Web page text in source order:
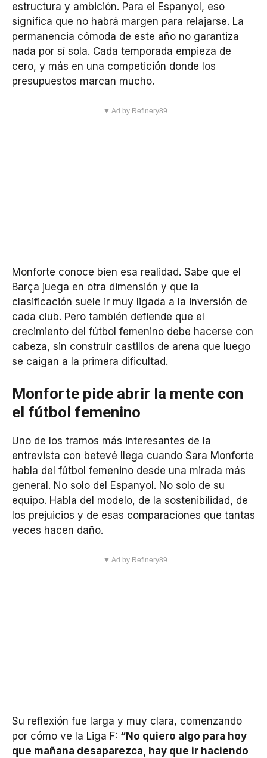
estructura y ambición. Para el Espanyol, eso
significa que no habrá margen para relajarse. La
permanencia cómoda de este año no garantiza
nada por sí sola. Cada temporada empieza de
cero, y más en una competición donde los
presupuestos marcan mucho.
▼ Ad by Refinery89
Monforte conoce bien esa realidad. Sabe que el
Barça juega en otra dimensión y que la
clasificación suele ir muy ligada a la inversión de
cada club. Pero también defiende que el
crecimiento del fútbol femenino debe hacerse con
cabeza, sin construir castillos de arena que luego
se caigan a la primera dificultad.
Monforte pide abrir la mente con
el fútbol femenino
Uno de los tramos más interesantes de la
entrevista con betevé llega cuando Sara Monforte
habla del fútbol femenino desde una mirada más
general. No solo del Espanyol. No solo de su
equipo. Habla del modelo, de la sostenibilidad, de
los prejuicios y de esas comparaciones que tantas
veces hacen daño.
▼ Ad by Refinery89
Su reflexión fue larga y muy clara, comenzando
por cómo ve la Liga F: “No quiero algo para hoy
que mañana desaparezca, hay que ir haciendo